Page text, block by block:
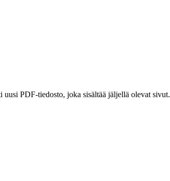
uusi PDF-tiedosto, joka sisältää jäljellä olevat sivut.